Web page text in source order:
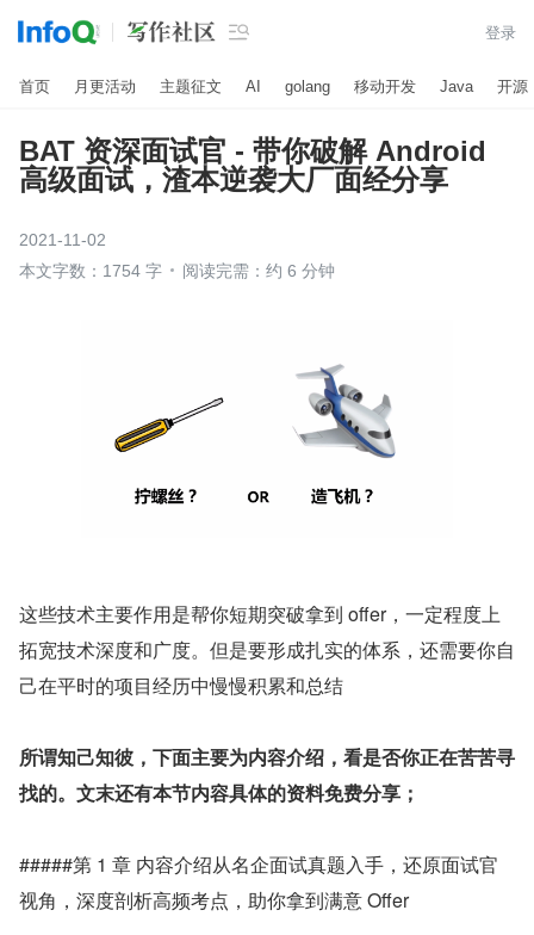
 登录
首页 月更活动 主题征文 AI golang 移动开发 Java 开源
BAT 资深面试官 - 带你破解 Android
高级面试，渣本逆袭大厂面经分享
2021-11-02
本文字数：1754 字
阅读完需：约 6 分钟
这些技术主要作用是帮你短期突破拿到 offer，一定程度上
拓宽技术深度和广度。但是要形成扎实的体系，还需要你自
己在平时的项目经历中慢慢积累和总结
所谓知己知彼，下面主要为内容介绍，看是否你正在苦苦寻
找的。文末还有本节内容具体的资料免费分享；
#####第 1 章 内容介绍从名企面试真题入手，还原面试官
视角，深度剖析高频考点，助你拿到满意 Offer